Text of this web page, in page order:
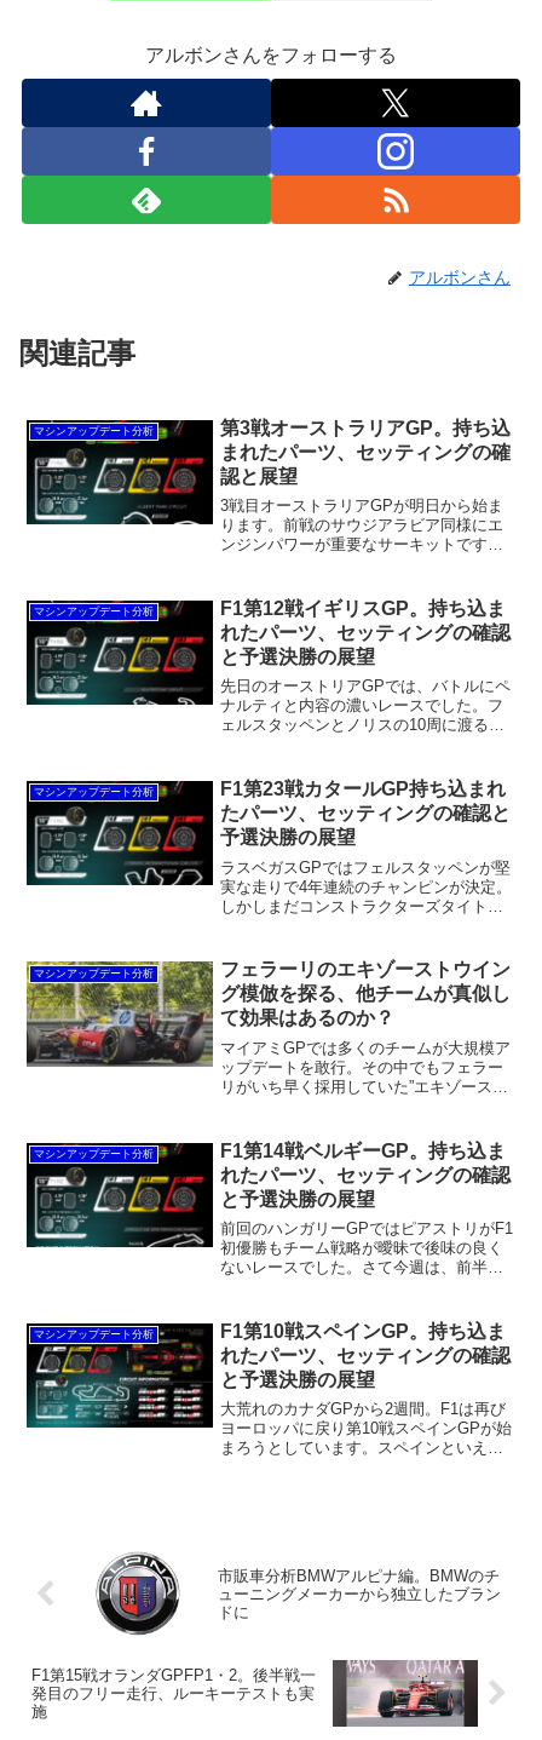
アルボンさんをフォローする
アルボンさん
関連記事
マシンアップデート分析
第3戦オーストラリアGP。持ち込
まれたパーツ、セッティングの確
認と展望
3戦目オーストラリアGPが明日から始ま
ります。前戦のサウジアラビア同様にエ
ンジンパワーが重要なサーキットです。
も無視はできません。各チームがどのよ
うなマシン、セッティングを持ち込んで
きたか確認してみましょう。
マシンアップデート分析
F1第12戦イギリスGP。持ち込ま
れたパーツ、セッティングの確認
と予選決勝の展望
先日のオーストリアGPでは、バトルにペ
ナルティと内容の濃いレースでした。フ
ェルスタッペンとノリスの10周に渡るバ
ん。トップ2が混乱を見せる中で、その後
ろにしっかりと付いていたラッセルが今
季初優勝。
マシンアップデート分析
F1第23戦カタールGP持ち込まれ
たパーツ、セッティングの確認と
予選決勝の展望
ラスベガスGPではフェルスタッペンが堅
実な走りで4年連続のチャンピンが決定。
しかしまだコンストラクターズタイトル
の一騎打ち。フェラーリがタイトルを取
れば2008年以来、マクラーレンに至って
は1998年以来の獲得となります。
マシンアップデート分析
フェラーリのエキゾーストウイン
グ模倣を探る、他チームが真似し
て効果はあるのか？
マイアミGPでは多くのチームが大規模ア
ップデートを敢行。その中でもフェラー
リがいち早く採用していた”エキゾースト
いるフェラーリ、このエキゾーストウイ
ングはトレンドとなりそう。しかし、フ
ェラーリ同様の効果は得られるのか？
マシンアップデート分析
F1第14戦ベルギーGP。持ち込ま
れたパーツ、セッティングの確認
と予選決勝の展望
前回のハンガリーGPではピアストリがF1
初優勝もチーム戦略が曖昧で後味の良く
ないレースでした。さて今週は、前半最
ンガリーで導入されたアップデートの効
果は、このサーキットで明らかになりま
す。
マシンアップデート分析
F1第10戦スペインGP。持ち込ま
れたパーツ、セッティングの確認
と予選決勝の展望
大荒れのカナダGPから2週間。F1は再び
ヨーロッパに戻り第10戦スペインGPが始
まろうとしています。スペインといえば
す。
市販車分析BMWアルピナ編。BMWのチ
ューニングメーカーから独立したブラン
ドに
F1第15戦オランダGPFP1・2。後半戦一
発目のフリー走行、ルーキーテストも実
施